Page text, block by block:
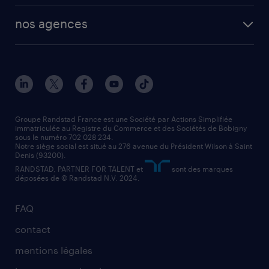
manutentionnaire
assistant administratif
comptable
solutions opérationnelles
contact entreprise
faq intérim / recrutement
nos agences
nos agences par ville
nos agences par région
nos cabinets de recrutement
FAQ
contact
mentions légales
Groupe Randstad France est une Société par Actions Simplifiée
immatriculée au Registre du Commerce et des Sociétés de Bobigny
sous le numéro 702 028 234.
Notre siège social est situé au 276 avenue du Président Wilson à Saint
Denis (93200).
RANDSTAD, PARTNER FOR TALENT et
sont des marques
déposées de © Randstad N.V. 2024.